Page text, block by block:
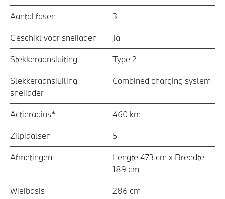
Aantal fasen 3
Geschikt voor snelladen Ja
Stekkeraansluiting Type 2
Stekkeraansluiting
snellader
Combined charging system
Actieradius* 460 km
Zitplaatsen 5
Afmetingen
Lengte 473 cm x Breedte
189 cm
Wielbasis 286 cm